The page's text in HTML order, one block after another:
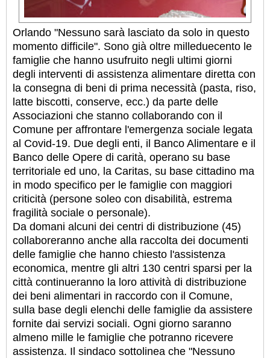
Orlando "Nessuno sarà lasciato da solo in questo
momento difficile". Sono già oltre milleduecento le
famiglie che hanno usufruito negli ultimi giorni
degli interventi di assistenza alimentare diretta con
la consegna di beni di prima necessità (pasta, riso,
latte biscotti, conserve, ecc.) da parte delle
Associazioni che stanno collaborando con il
Comune per affrontare l'emergenza sociale legata
al Covid-19. Due degli enti, il Banco Alimentare e il
Banco delle Opere di carità, operano su base
territoriale ed uno, la Caritas, su base cittadino ma
in modo specifico per le famiglie con maggiori
criticità (persone soleo con disabilità, estrema
fragilità sociale o personale).
Da domani alcuni dei centri di distribuzione (45)
collaboreranno anche alla raccolta dei documenti
delle famiglie che hanno chiesto l'assistenza
economica, mentre gli altri 130 centri sparsi per la
città continueranno la loro attività di distribuzione
dei beni alimentari in raccordo con il Comune,
sulla base degli elenchi delle famiglie da assistere
fornite dai servizi sociali. Ogni giorno saranno
almeno mille le famiglie che potranno ricevere
assistenza. Il sindaco sottolinea che "Nessuno